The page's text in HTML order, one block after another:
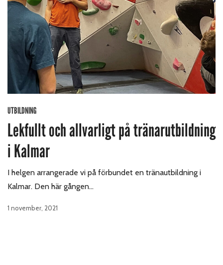
UTBILDNING
Lekfullt och allvarligt på tränarutbildning
i Kalmar
I helgen arrangerade vi på förbundet en tränautbildning i
Kalmar. Den här gången…
1 november, 2021